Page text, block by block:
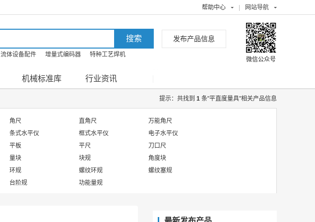
帮助中心 网站导航
流体设备配件 增量式编码器
特种工艺焊机
发布产品信息
微信公众号
机械标准库 行业资讯
提示：共找到 1 条"平直度量具"相关产品信息
角尺 直角尺
万能角尺
条式水平仪 框式水平仪
电子水平仪
平板 平尺
刀口尺
量块 块规
角度块
环规 螺纹环规
螺纹塞规
台阶规 功能量规